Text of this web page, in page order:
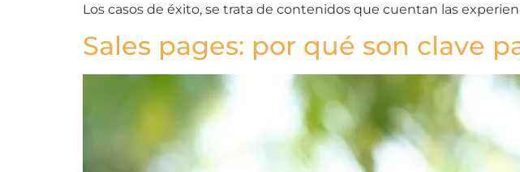
Los casos de éxito, se trata de contenidos que cuentan las
Sales pages: por qué son clave